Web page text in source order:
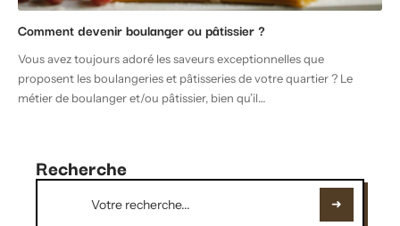
Comment devenir boulanger ou pâtissier ?
Vous avez toujours adoré les saveurs exceptionnelles que
proposent les boulangeries et pâtisseries de votre quartier ? Le
métier de boulanger et/ou pâtissier, bien qu’il…
Recherche